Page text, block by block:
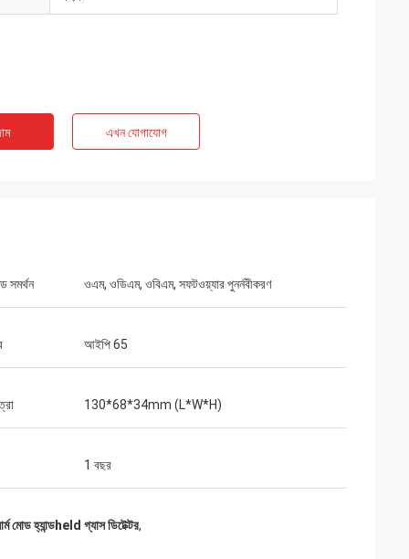
এখন যোগাযোগ
সমর্থন ওএম, ওডিএম, ওবিএম, সফটওয়্যার পুনর্নবীকরণ
আইপি 65
130*68*34mm (L*W*H)
1 বছর
মোড হ্যান্ডheld গ্যাস ডিটেক্টর,